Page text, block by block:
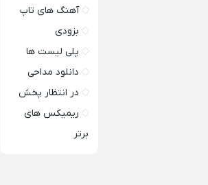
آهنگ های تاپ
بزودی
پلی لیست ها
دانلود مداحی
در انتظار پخش
ریمیکس های
برتر